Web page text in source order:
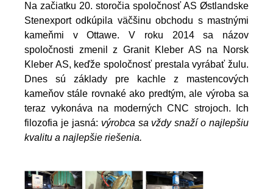
Na začiatku 20. storočia spoločnosť AS Østlandske
Stenexport odkúpila väčšinu obchodu s mastnými
kameňmi v Ottawe. V roku 2014 sa názov
spoločnosti zmenil z Granit Kleber AS na Norsk
Kleber AS, keďže spoločnosť prestala vyrábať žulu.
Dnes sú základy pre kachle z mastencových
kameňov stále rovnaké ako predtým, ale výroba sa
teraz vykonáva na moderných CNC strojoch. Ich
filozofia je jasná: výrobca sa vždy snaží o najlepšiu
kvalitu a najlepšie riešenia.